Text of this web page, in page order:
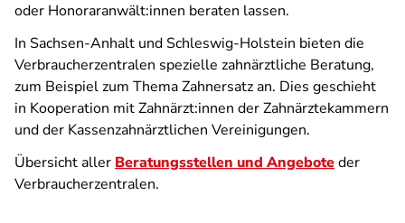
oder Honoraranwält:innen beraten lassen.
In Sachsen-Anhalt und Schleswig-Holstein bieten die
Verbraucherzentralen spezielle zahnärztliche Beratung,
zum Beispiel zum Thema Zahnersatz an. Dies geschieht
in Kooperation mit Zahnärzt:innen der Zahnärztekammern
und der Kassenzahnärztlichen Vereinigungen.
Übersicht aller Beratungsstellen und Angeboteder
Verbraucherzentralen.